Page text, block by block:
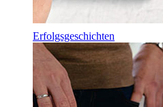
Erfolgsgeschichten